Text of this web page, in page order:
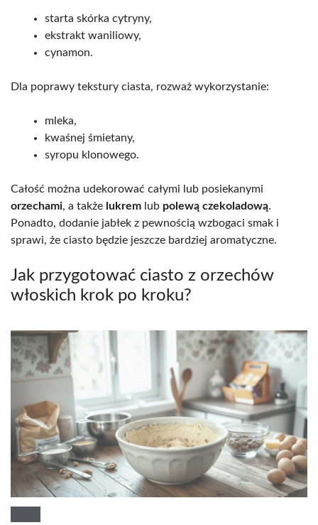
starta skórka cytryny,
ekstrakt waniliowy,
cynamon.
Dla poprawy tekstury ciasta, rozważ wykorzystanie:
mleka,
kwaśnej śmietany,
syropu klonowego.
Całość można udekorować całymi lub posiekanymi
orzechami, a także lukrem lub polewą czekoladową.
Ponadto, dodanie jabłek z pewnością wzbogaci smak i
sprawi, że ciasto będzie jeszcze bardziej aromatyczne.
Jak przygotować ciasto z orzechów
włoskich krok po kroku?